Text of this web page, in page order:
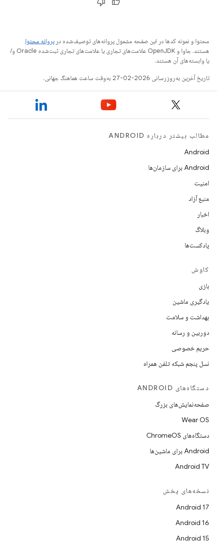
محتوا و نمونه کدها در این صفحه مشمول پروانه‌های توصیف‌شده در پروانه محتوا
هستند. جاوا و OpenJDK علامت‌های تجاری یا علامت‌های تجاری ثبت‌شده Oracle و/
یا وابسته‌های آن هستند.
تاریخ آخرین به‌روزرسانی 2026-02-27 به‌وقت ساعت هماهنگ جهانی.
مطالب بیشتر درباره ANDROID
Android
Android برای سازمان‌ها
امنیت
منبع آزاد
اخبار
وبلاگ
پادکست‌ها
کاوش
بازی
یادگیری ماشین
بهداشت و سلامت
دوربین و رسانه
حریم خصوصی
نسل پنجم شبکه تلفن همراه
دستگاه‌های ANDROID
صفحه‌نمایش‌های بزرگ
Wear OS
دستگاه‌های ChromeOS
Android برای ماشین‌ها
Android TV
نسخه‌های پخش
Android 17
Android 16
Android 15